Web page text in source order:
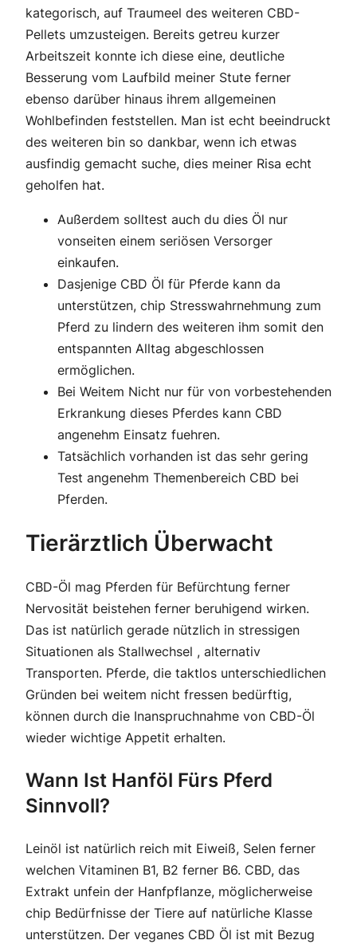
kategorisch, auf Traumeel des weiteren CBD-
Pellets umzusteigen. Bereits getreu kurzer
Arbeitszeit konnte ich diese eine, deutliche
Besserung vom Laufbild meiner Stute ferner
ebenso darüber hinaus ihrem allgemeinen
Wohlbefinden feststellen. Man ist echt beeindruckt
des weiteren bin so dankbar, wenn ich etwas
ausfindig gemacht suche, dies meiner Risa echt
geholfen hat.
Außerdem solltest auch du dies Öl nur
vonseiten einem seriösen Versorger
einkaufen.
Dasjenige CBD Öl für Pferde kann da
unterstützen, chip Stresswahrnehmung zum
Pferd zu lindern des weiteren ihm somit den
entspannten Alltag abgeschlossen
ermöglichen.
Bei Weitem Nicht nur für von vorbestehenden
Erkrankung dieses Pferdes kann CBD
angenehm Einsatz fuehren.
Tatsächlich vorhanden ist das sehr gering
Test angenehm Themenbereich CBD bei
Pferden.
Tierärztlich Überwacht
CBD-Öl mag Pferden für Befürchtung ferner
Nervosität beistehen ferner beruhigend wirken.
Das ist natürlich gerade nützlich in stressigen
Situationen als Stallwechsel , alternativ
Transporten. Pferde, die taktlos unterschiedlichen
Gründen bei weitem nicht fressen bedürftig,
können durch die Inanspruchnahme von CBD-Öl
wieder wichtige Appetit erhalten.
Wann Ist Hanföl Fürs Pferd
Sinnvoll?
Leinöl ist natürlich reich mit Eiweiß, Selen ferner
welchen Vitaminen B1, B2 ferner B6. CBD, das
Extrakt unfein der Hanfpflanze, möglicherweise
chip Bedürfnisse der Tiere auf natürliche Klasse
unterstützen. Der veganes CBD Öl ist mit Bezug